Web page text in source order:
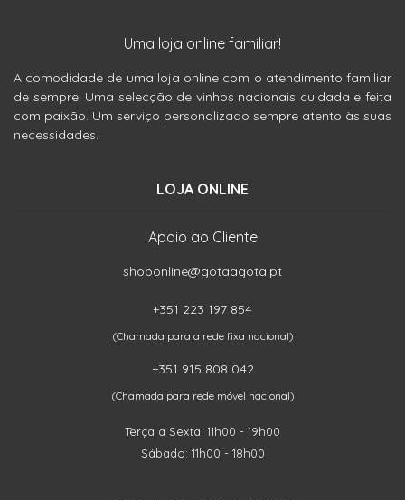
Uma loja online familiar!
A comodidade de uma loja online com o atendimento familiar
de sempre. Uma selecção de vinhos nacionais cuidada e feita
com paixão. Um serviço personalizado sempre atento às suas
necessidades.
LOJA ONLINE
Apoio ao Cliente
shoponline@gotaagota.pt
+351 223 197 854
(Chamada para a rede fixa nacional)
+351 915 808 042
(Chamada para rede móvel nacional)
Terça a Sexta: 11h00 - 19h00
Sábado: 11h00 - 18h00